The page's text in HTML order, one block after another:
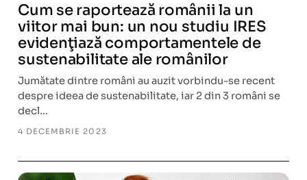
Cum se raportează românii la un
viitor mai bun: un nou studiu IRES
evidenţiază comportamentele de
sustenabilitate ale românilor
Jumătate dintre români au auzit vorbindu-se recent
despre ideea de sustenabilitate, iar 2 din 3 români se
decl…
4 DECEMBRIE 2023